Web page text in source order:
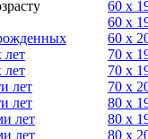
лет
лет
лет
лет
лет
лет
60 х
60 х
60 х
70 x
70 х
70 x
80 x
80 x
80 x